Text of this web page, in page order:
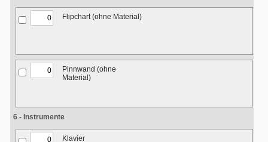
Flipchart (ohne Material)
Pinnwand (ohne
Material)
6 - Instrumente
Klavier